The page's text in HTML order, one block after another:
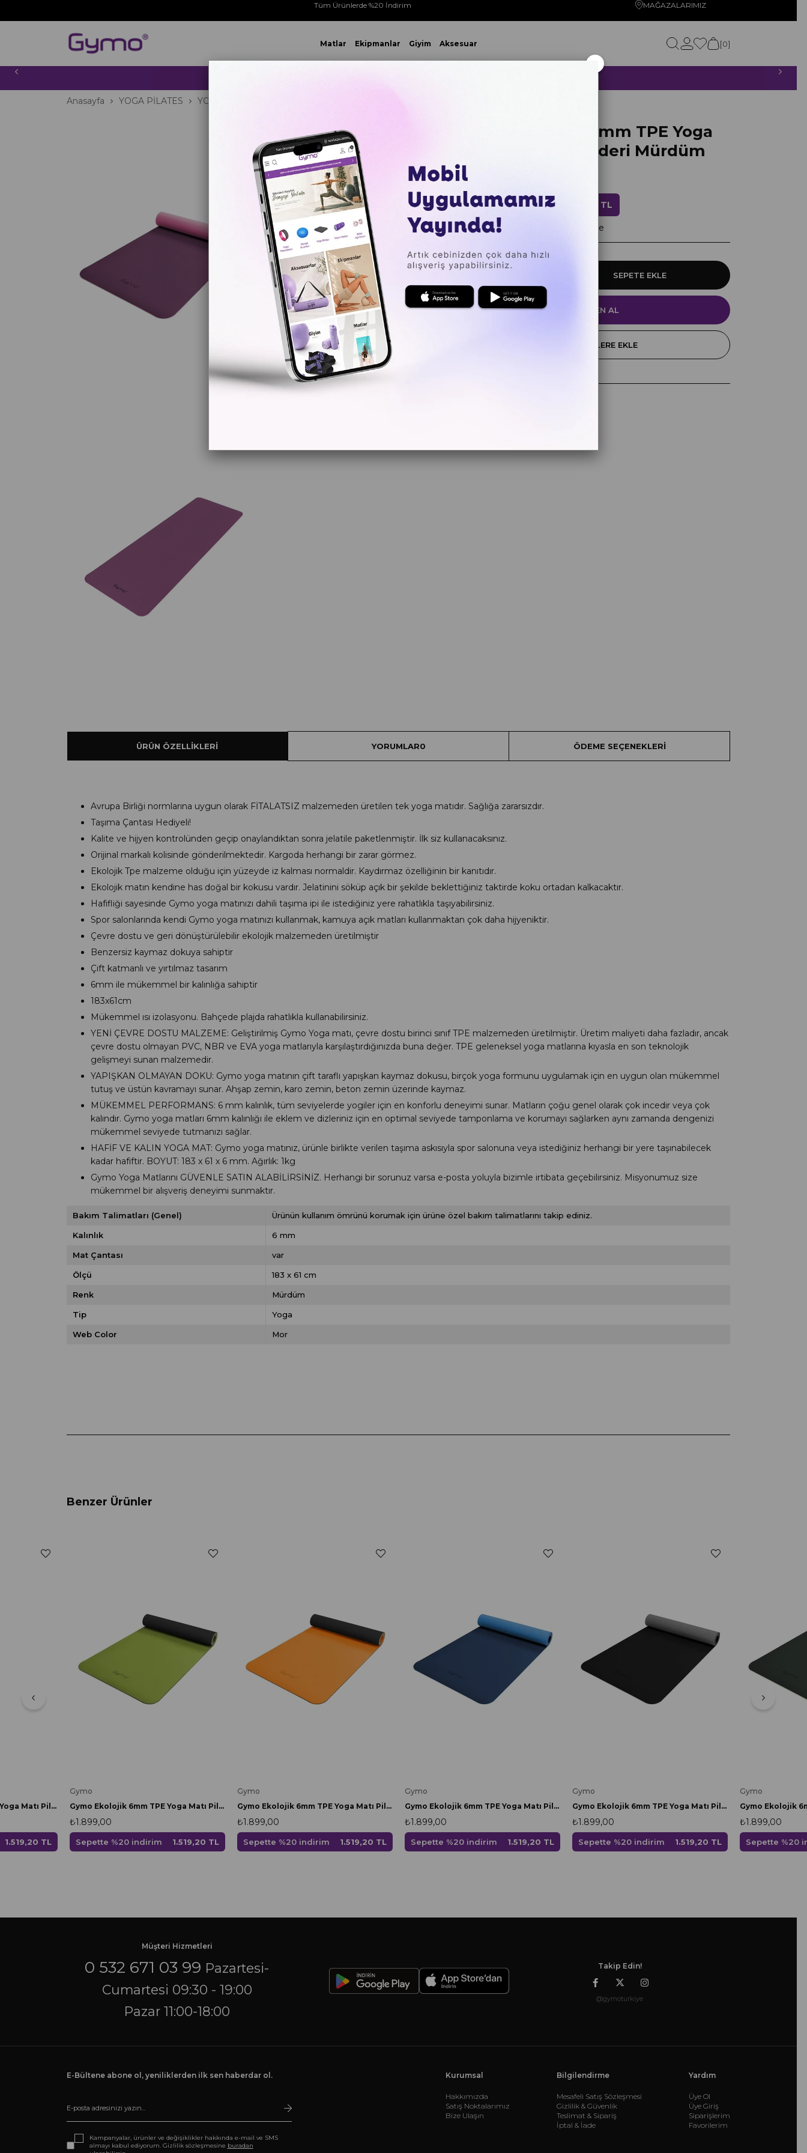
Tüm Ürünlerde %20 İndirim MAĞAZALARIMIZ
Matlar Ekipmanlar Giyim Aksesuar 0
Anasayfa YOGA PİLATES YOGA MATI
Gymo Ekolojik 6mm TPE Yoga
Matı Pilates Minderi Mürdüm
₺1.899,00
Sepette %20 İndirim 1.519,20 TL
₺364,77 `den başlayan taksitlerle
FAVORILERE EKLE
ÜRÜN ÖZELLIKLERI YORUMLAR0 ÖDEME SEÇENEKLERI
Avrupa Birliği normlarına uygun olarak FİTALATSIZ malzemeden üretilen tek yoga matıdır. Sağlığa zararsızdır.
Taşıma Çantası Hediyeli!
Kalite ve hijyen kontrolünden geçip onaylandıktan sonra jelatile paketlenmiştir. İlk siz kullanacaksınız.
Orijinal markalı kolisinde gönderilmektedir. Kargoda herhangi bir zarar görmez.
Ekolojik Tpe malzeme olduğu için yüzeyde iz kalması normaldir. Kaydırmaz özelliğinin bir kanıtıdır.
Ekolojik matın kendine has doğal bir kokusu vardır. Jelatinini söküp açık bir şekilde beklettiğiniz taktirde koku ortadan kalkacaktır.
Hafifliği sayesinde Gymo yoga matınızı dahili taşıma ipi ile istediğiniz yere rahatlıkla taşıyabilirsiniz.
Spor salonlarında kendi Gymo yoga matınızı kullanmak, kamuya açık matları kullanmaktan çok daha hijyeniktir.
Çevre dostu ve geri dönüştürülebilir ekolojik malzemeden üretilmiştir
Benzersiz kaymaz dokuya sahiptir
Çift katmanlı ve yırtılmaz tasarım
6mm ile mükemmel bir kalınlığa sahiptir
183x61cm
Mükemmel ısı izolasyonu. Bahçede plajda rahatlıkla kullanabilirsiniz.
YENİ ÇEVRE DOSTU MALZEME: Geliştirilmiş Gymo Yoga matı, çevre dostu birinci sınıf TPE malzemeden üretilmiştir. Üretim maliyeti daha fazladır, ancak
çevre dostu olmayan PVC, NBR ve EVA yoga matlarıyla karşılaştırdığınızda buna değer. TPE geleneksel yoga matlarına kıyasla en son teknolojik
gelişmeyi sunan malzemedir.
YAPIŞKAN OLMAYAN DOKU: Gymo yoga matının çift taraflı yapışkan kaymaz dokusu, birçok yoga formunu uygulamak için en uygun olan mükemmel
tutuş ve üstün kavramayı sunar. Ahşap zemin, karo zemin, beton zemin üzerinde kaymaz.
MÜKEMMEL PERFORMANS: 6 mm kalınlık, tüm seviyelerde yogiler için en konforlu deneyimi sunar. Matların çoğu genel olarak çok incedir veya çok
kalındır. Gymo yoga matları 6mm kalınlığı ile eklem ve dizleriniz için en optimal seviyede tamponlama ve korumayı sağlarken aynı zamanda dengenizi
mükemmel seviyede tutmanızı sağlar.
HAFİF VE KALIN YOGA MAT: Gymo yoga matınız, ürünle birlikte verilen taşıma askısıyla spor salonuna veya istediğiniz herhangi bir yere taşınabilecek
kadar hafiftir. BOYUT: 183 x 61 x 6 mm. Ağırlık: 1kg
Gymo Yoga Matlarını GÜVENLE SATIN ALABİLİRSİNİZ. Herhangi bir sorunuz varsa e-posta yoluyla bizimle irtibata geçebilirsiniz. Misyonumuz size
mükemmel bir alışveriş deneyimi sunmaktır.
Bakım Talimatları (Genel) Ürünün kullanım ömrünü korumak için ürüne özel bakım talimatlarını takip ediniz.
Kalınlık 6 mm
Mat Çantası var
Ölçü 183 x 61 cm
Renk Mürdüm
Tip Yoga
Web Color Mor
Benzer Ürünler
Gymo Ekolojik 6mm TPE Yoga Matı Pilates Minderi Turkuaz
1.519,20 TL
Gymo
Gymo Ekolojik 6mm TPE Yoga Matı Pilates Minderi Yeşil
₺1.899,00
Sepette %20 indirim 1.519,20 TL
Gymo
Gymo Ekolojik 6mm TPE Yoga Matı Pilates Minderi Turuncu
₺1.899,00
Sepette %20 indirim 1.519,20 TL
Gymo
Gymo Ekolojik 6mm TPE Yoga Matı Pilates Minderi Mavi
₺1.899,00
Sepette %20 indirim 1.519,20 TL
Gymo
Gymo Ekolojik 6mm TPE Yoga Matı Pilates Minderi Siyah
₺1.899,00
Sepette %20 indirim 1.519,20 TL
Gymo
₺1.899,00
Sepette %20
Müşteri Hizmetleri
0 532 671 03 99 Pazartesi-
Cumartesi 09:30 - 19:00
Pazar 11:00-18:00
Takip Edin!
@gymoturkiye
E-Bültene abone ol, yeniliklerden ilk sen haberdar ol.
Kampanyalar, ürünler ve değişiklikler hakkında e-mail ve SMS
almayı kabul ediyorum. Gizlilik sözleşmesine buradan
Kurumsal
Hakkımızda
Satış Noktalarımız
Bize Ulaşın
Bilgilendirme
Mesafeli Satış Sözleşmesi
Gizlilik & Güvenlik
Teslimat & Sipariş
İptal & İade
Yardım
Üye Ol
Üye Giriş
Siparişlerim
Favorilerim